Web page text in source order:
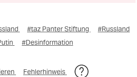
#taz Panter Stiftung
#Russland
#Desinformation
Fehlerhinweis